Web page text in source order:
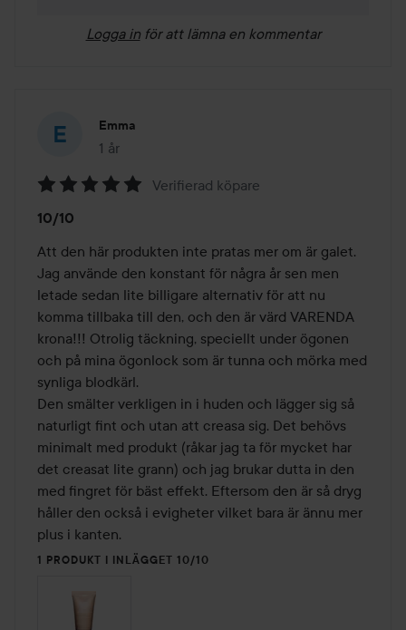
Logga in för att lämna en kommentar
Emma
1 år
Inlägget skapades 1 år
5
av
5
Verifierad köpare
10/10
Att den här produkten inte pratas mer om är galet.
Jag använde den konstant för några år sen men
letade sedan lite billigare alternativ för att nu
komma tillbaka till den, och den är värd VARENDA
krona!!! Otrolig täckning, speciellt under ögonen
och på mina ögonlock som är tunna och mörka med
synliga blodkärl.
Den smälter verkligen in i huden och lägger sig så
naturligt fint och utan att creasa sig. Det behövs
minimalt med produkt (råkar jag ta för mycket har
det creasat lite grann) och jag brukar dutta in den
med fingret för bäst effekt. Eftersom den är så dryg
håller den också i evigheter vilket bara är ännu mer
plus i kanten.
1 PRODUKT I INLÄGGET 10/10